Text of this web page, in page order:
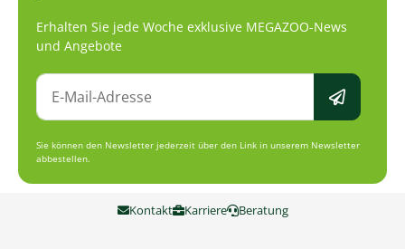
Erhalten Sie jede Woche exklusive MEGAZOO-News
und Angebote
Sie können den Newsletter jederzeit über den Link in unserem Newsletter
abbestellen.
Kontakt Karriere Beratung